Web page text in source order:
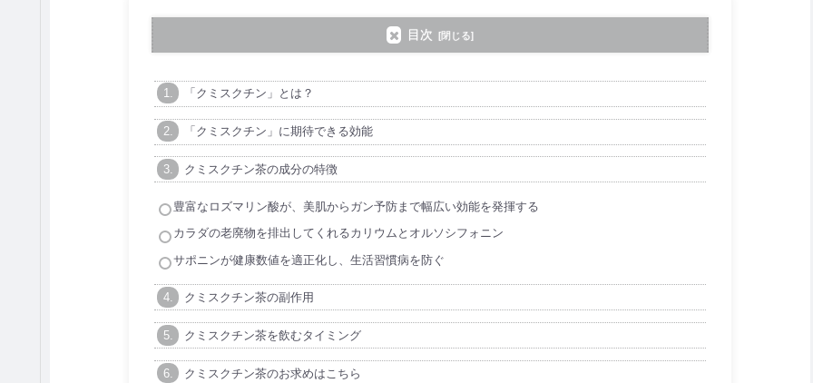
目次
「クミスクチン」とは？
「クミスクチン」に期待できる効能
クミスクチン茶の成分の特徴
豊富なロズマリン酸が、美肌からガン予防まで幅広い効能を発揮する
カラダの老廃物を排出してくれるカリウムとオルソシフォニン
サポニンが健康数値を適正化し、生活習慣病を防ぐ
クミスクチン茶の副作用
クミスクチン茶を飲むタイミング
クミスクチン茶のお求めはこちら